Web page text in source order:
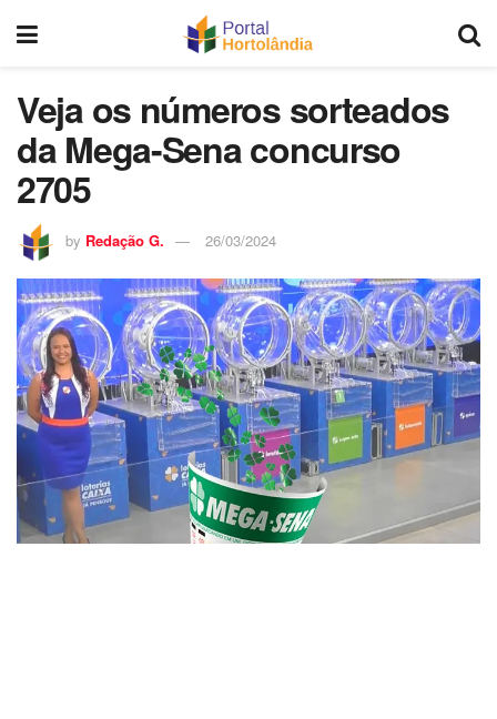
Veja os números sorteados
da Mega-Sena concurso
2705
by Redação G. 26/03/2024